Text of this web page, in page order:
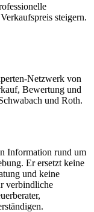
steigern.
Netzwerk von
Bewertung und
und Roth.
Information rund um
Er ersetzt keine
und keine
verbindliche